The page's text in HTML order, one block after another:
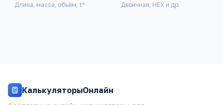
Длина, масса, объём, t° Двоичная, HEX и др.
КалькуляторыОнлайн
Строительство
Генераторы